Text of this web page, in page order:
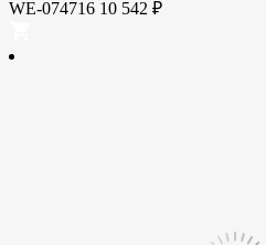
WE-074716 10 542 ₽